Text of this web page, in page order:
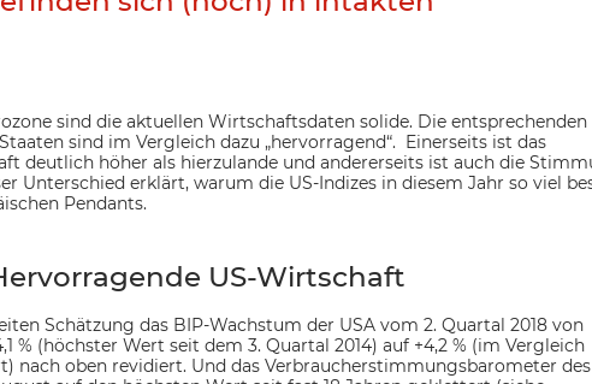
sind die aktuellen Wirtschaftsdaten solide. Die entsprechenden
sind im Vergleich dazu „hervorragend“. Einerseits ist das
deutlich höher als hierzulande und andererseits ist auch die
Unterschied erklärt, warum die US-Indizes in diesem Jahr so viel
Pendants.
US-Wirtschaft
Schätzung das BIP-Wachstum der USA vom 2. Quartal 2018 von
% (höchster Wert seit dem 3. Quartal 2014) auf +4,2 % (im Vergleich
nach oben revidiert. Und das Verbraucherstimmungsbarometer des